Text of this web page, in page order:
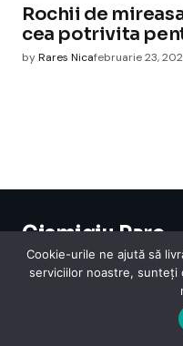
Rochii de
cea potrivita
byRares Nicafebruarie 23,
Cismigiu Parc
© 2024 CismigiuParc. All
Internet Legislatie Medical Moda
Cookie-urile ne ajută să
serviciilor noastre, sunteți